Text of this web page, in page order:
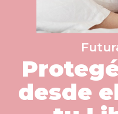
desde